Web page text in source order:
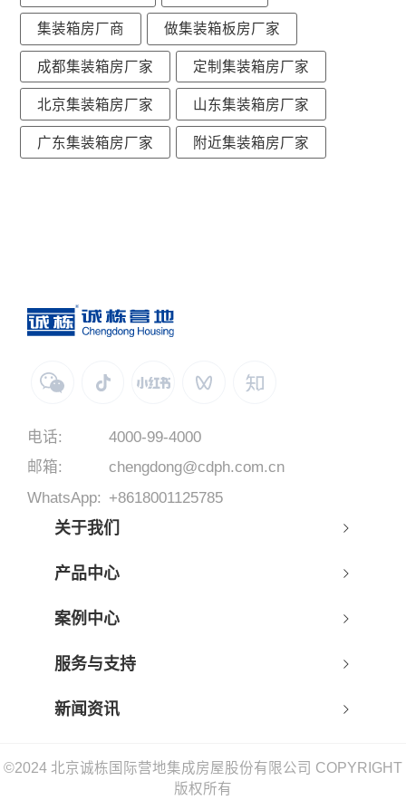
集装箱房厂商 做集装箱板房厂家
成都集装箱房厂家 定制集装箱房厂家
北京集装箱房厂家 山东集装箱房厂家
广东集装箱房厂家 附近集装箱房厂家
电话:
4000-99-4000
邮箱:
chengdong@cdph.com.cn
WhatsApp: +8618001125785
关于我们
产品中心
案例中心
服务与支持
新闻资讯
©2024 北京诚栋国际营地集成房屋股份有限公司 COPYRIGHT
版权所有